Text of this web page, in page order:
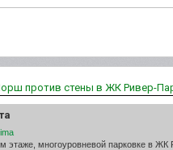
против стены в ЖК Ривер-
этаже, многоуровневой парковке в